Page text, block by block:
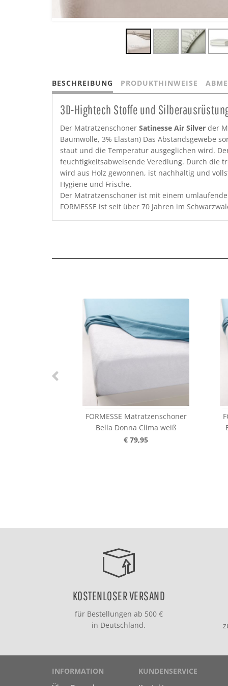
BESCHREIBUNG PRODUKTHINWEISE
3D-Hightech Stoffe und
Der Matratzenschoner Satinesse Air Silver der
Baumwolle, 3% Elastan) Das Abstandsgewebe
staut und die Temperatur ausgeglichen wird.
feuchtigkeitsabweisende Veredlung. Durch die
wird aus Holz gewonnen, ist nachhaltig und
Hygiene und Frische.
Der Matratzenschoner ist mit einem
FORMESSE ist seit über 70 Jahren im
FORMESSE Matratzenschoner
Bella Donna Clima weiß
€ 79,95
KOSTENLOSER VERSAND
für Bestellungen ab 500 €
in Deutschland.
INFORMATION
KUNDENSERVICE